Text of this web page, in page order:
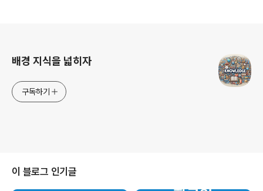
배경 지식을 넓히자
구독하기
이 블로그 인기글